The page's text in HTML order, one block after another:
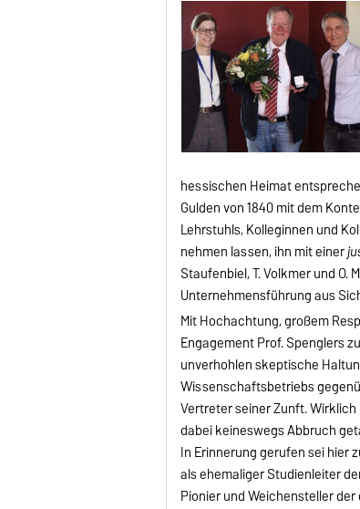
hessischen Heimat
Gulden von 1840 mit dem
Lehrstuhls, Kolleginnen und
nehmen lassen, ihn mit einer
Staufenbiel, T. Volkmer und
Unternehmensführung aus
Mit Hochachtung, großem
Engagement Prof. Spenglers
unverhohlen skeptische
Wissenschaftsbetriebs
Vertreter seiner Zunft.
dabei keineswegs Abbruch
In Erinnerung gerufen sei hier
als ehemaliger Studienleiter
Pionier und Weichensteller